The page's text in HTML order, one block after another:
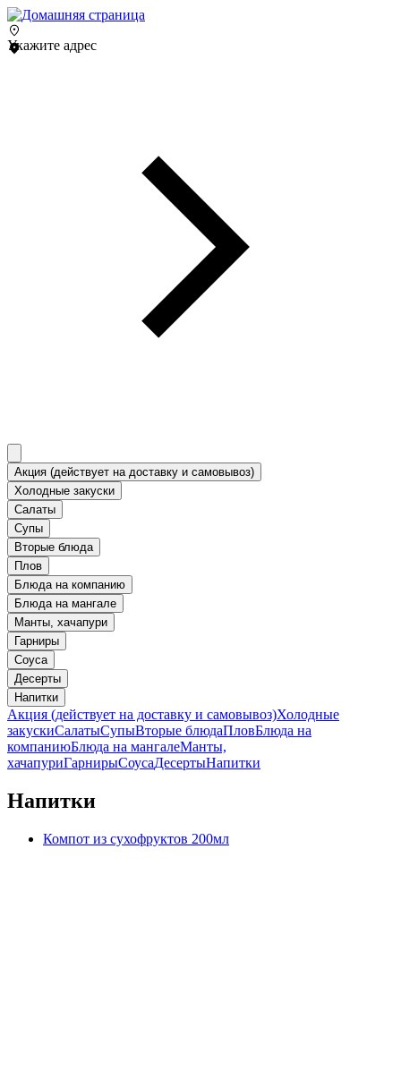
Укажите адрес
Акция (действует на доставку и самовывоз)
Холодные закуски
Салаты
Супы
Вторые блюда
Плов
Блюда на компанию
Блюда на мангале
Манты, хачапури
Гарниры
Соуса
Десерты
Напитки
Акция (действует на доставку и самовывоз)Холодные
закускиСалатыСупыВторые блюдаПловБлюда на
компаниюБлюда на мангалеМанты,
хачапуриГарнирыСоусаДесертыНапитки
Напитки
Компот из сухофруктов 200мл